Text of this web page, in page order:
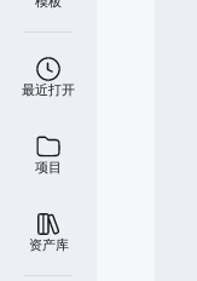
最近打开
项目
资产库